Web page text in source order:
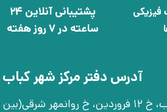
پشتیبانی آنلاین 24
ساعته در 7 روز هفته
آدرس دفتر مرکز شهر